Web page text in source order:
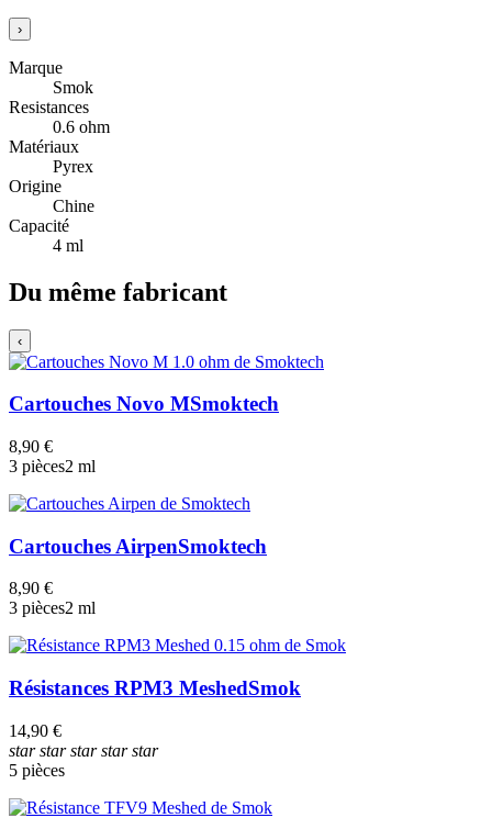
›
Marque
Smok
Resistances
0.6 ohm
Matériaux
Pyrex
Origine
Chine
Capacité
4 ml
Du même fabricant
‹
Cartouches Novo MSmoktech
8,90 €
3 pièces2 ml
Cartouches AirpenSmoktech
8,90 €
3 pièces2 ml
Résistances RPM3 MeshedSmok
14,90 €
starstarstarstarstar
5 pièces